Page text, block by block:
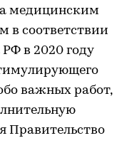
медицинским
в соответствии
в 2020 году
важных работ,
Правительство